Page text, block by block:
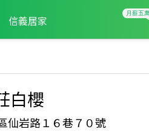
信義居家
白櫻
仙岩路１６巷７０號